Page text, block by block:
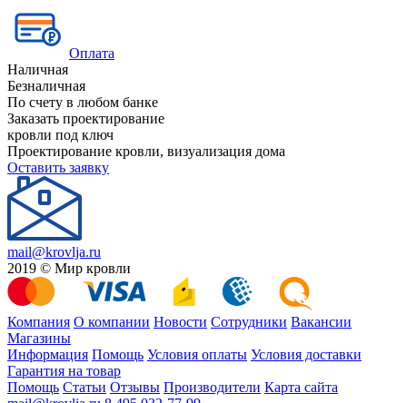
Оплата
Наличная
Безналичная
По счету в любом банке
Заказать проектирование
кровли под ключ
Проектирование кровли, визуализация дома
Оставить заявку
mail@krovlja.ru
2019 © Мир кровли
Компания О компании Новости Сотрудники Вакансии
Магазины
Информация Помощь Условия оплаты Условия доставки
Гарантия на товар
Помощь Статьи Отзывы Производители Карта сайта